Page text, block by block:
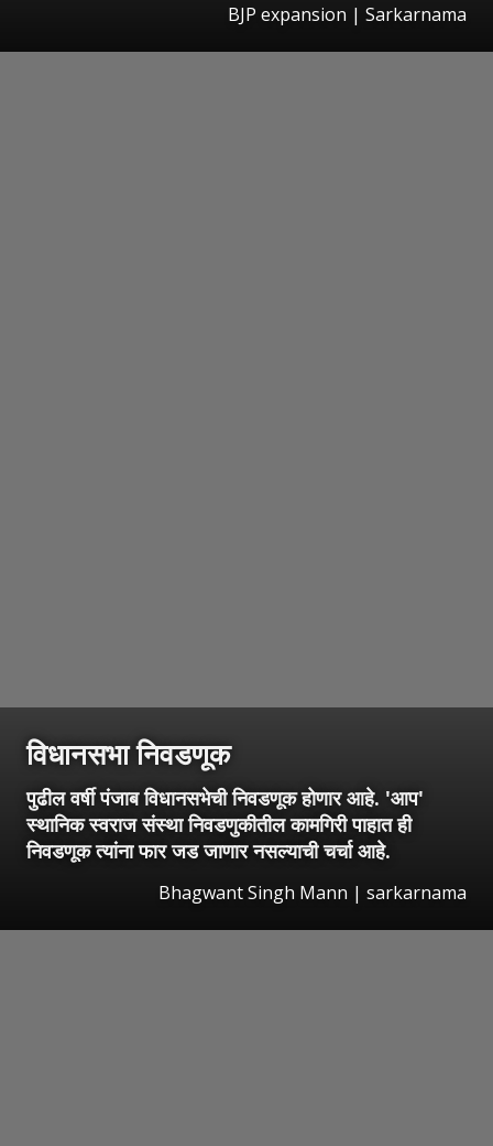
BJP expansion | Sarkarnama
विधानसभा निवडणूक
पुढील वर्षी पंजाब विधानसभेची निवडणूक होणार आहे. 'आप'
स्थानिक स्वराज संस्था निवडणुकीतील कामगिरी पाहात ही
निवडणूक त्यांना फार जड जाणार नसल्याची चर्चा आहे.
Bhagwant Singh Mann | sarkarnama